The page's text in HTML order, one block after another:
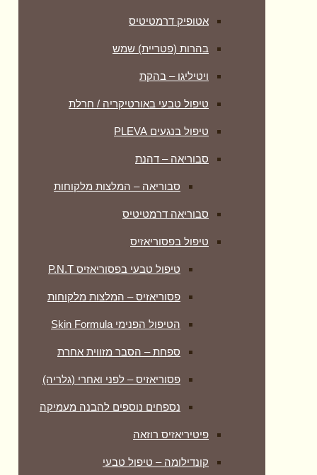
אטופיק דרמטיטיס
בהרות (פטריית) שמש
ויטיליגו – בהקת
טיפול טבעי באורטיקריה / חרלת
טיפול בנגעים PLEVA
סבוריאה – דהנת
סבוריאה – המלצות מלקוחות
סבוריאה דרמטיטיס
טיפול בפסוריאזיס
טיפול טבעי בפסוריאזיס P.N.T
פסוריאזיס – המלצות מלקוחות
הטיפול הפנימי Skin Formula
ספחת – הסבר מזווית אחרת
פסוריאזיס – לפני ואחרי (גלריה)
נספחים נוספים להבנה מעמיקה
פיטיריאזיס רוזאה
קונדילומה – טיפול טבעי